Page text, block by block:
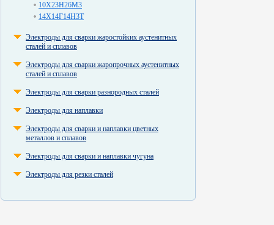
10Х23Н26М3
14Х14Г14Н3Т
Электроды для сварки жаростойких аустенитных
сталей и сплавов
Электроды для сварки жаропрочных аустенитных
сталей и сплавов
Электроды для сварки разнородных сталей
Электроды для наплавки
Электроды для сварки и наплавки цветных
металлов и сплавов
Электроды для сварки и наплавки чугуна
Электроды для резки сталей